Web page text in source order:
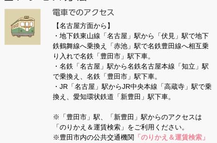
【名古屋方面から】
・地下鉄東山線「名古屋」駅から「伏見」駅で地下
鉄鶴舞線へ乗換え「赤池」駅で名鉄豊田線へ相互乗
り入れで名鉄「豊田市」駅下車。
・名鉄「名古屋」駅から名鉄名古屋本線「知立」駅
で乗換え、名鉄「豊田市」駅下車。
・JR「名古屋」駅からJR中央本線「高蔵寺」駅で乗
換え、愛知環状鉄道「新豊田」駅下車。
※「豊田市」駅、「新豊田」駅からのアクセスは
「のりかえ＆運賃検索」をご利用ください。
※豊田市内の公共交通機関 「のりかえ＆運賃検索」